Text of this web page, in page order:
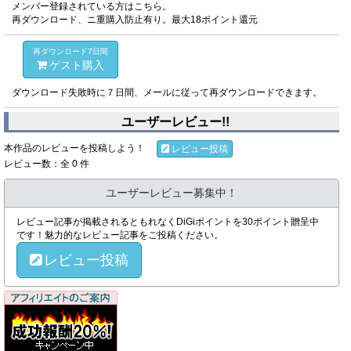
メンバー登録されている方はこちら。
再ダウンロード、ニ重購入防止有り。最大18ポイント還元
再ダウンロード7日間
ゲスト購入
ダウンロード失敗時に７日間、メールに従って再ダウンロードできます。
ユーザーレビュー!!
本作品のレビューを投稿しよう！
レビュー投稿
レビュー数：全 0 件
ユーザーレビュー募集中！
レビュー記事が掲載されるともれなくDiGiポイントを30ポイント贈呈中
です！魅力的なレビュー記事をご投稿ください。
レビュー投稿